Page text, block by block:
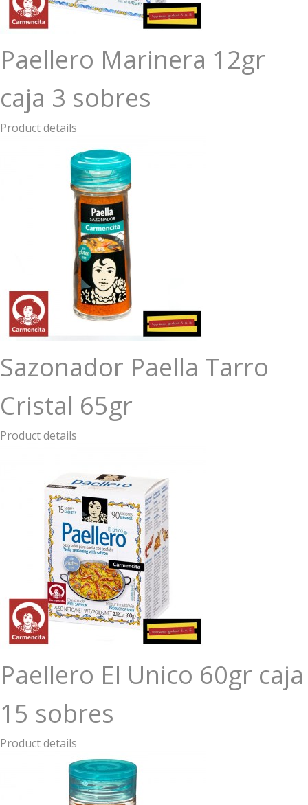
Paellero Marinera 12gr
caja 3 sobres
Product details
Sazonador Paella Tarro
Cristal 65gr
Product details
Paellero El Unico 60gr caja
15 sobres
Product details